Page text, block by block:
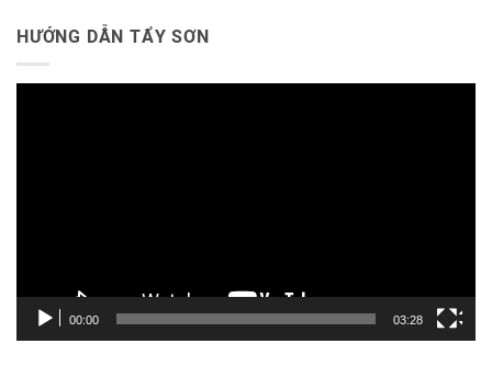
HƯỚNG DẪN TẨY SƠN
00:00 03:28